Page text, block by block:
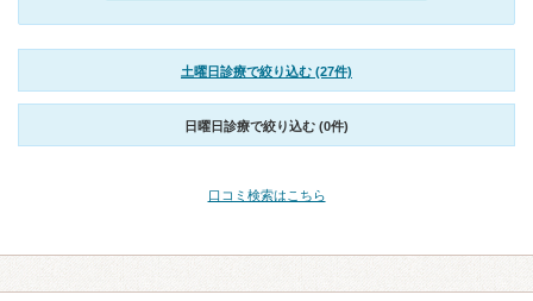
土曜日診療で絞り込む (27件)
日曜日診療で絞り込む (0件)
口コミ検索はこちら